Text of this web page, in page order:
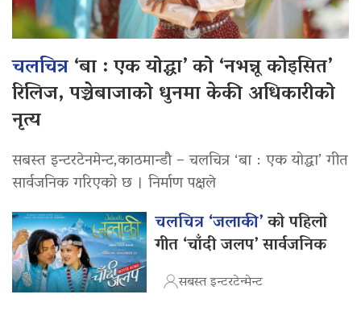
चलचित्र‘बा : एक योद्धा’ को ‘नभन्नू कोइसित’
रिलिज, पञ्चेबाजाको धुनमा केकी अधिकारीको
नृत्य
सबस्त इन्टरटेनमेन्ट,काठमान्डौ – चलचित्र ‘बा : एक योद्धा’ गीत
सार्वजनिक गरिएको छ । निर्माण पक्षले
चलचित्र ‘जलाकी’को पहिलो
गीत ‘चाँदी जलप’ सार्वजनिक
सबस्त इन्टरटेन्मेन्ट